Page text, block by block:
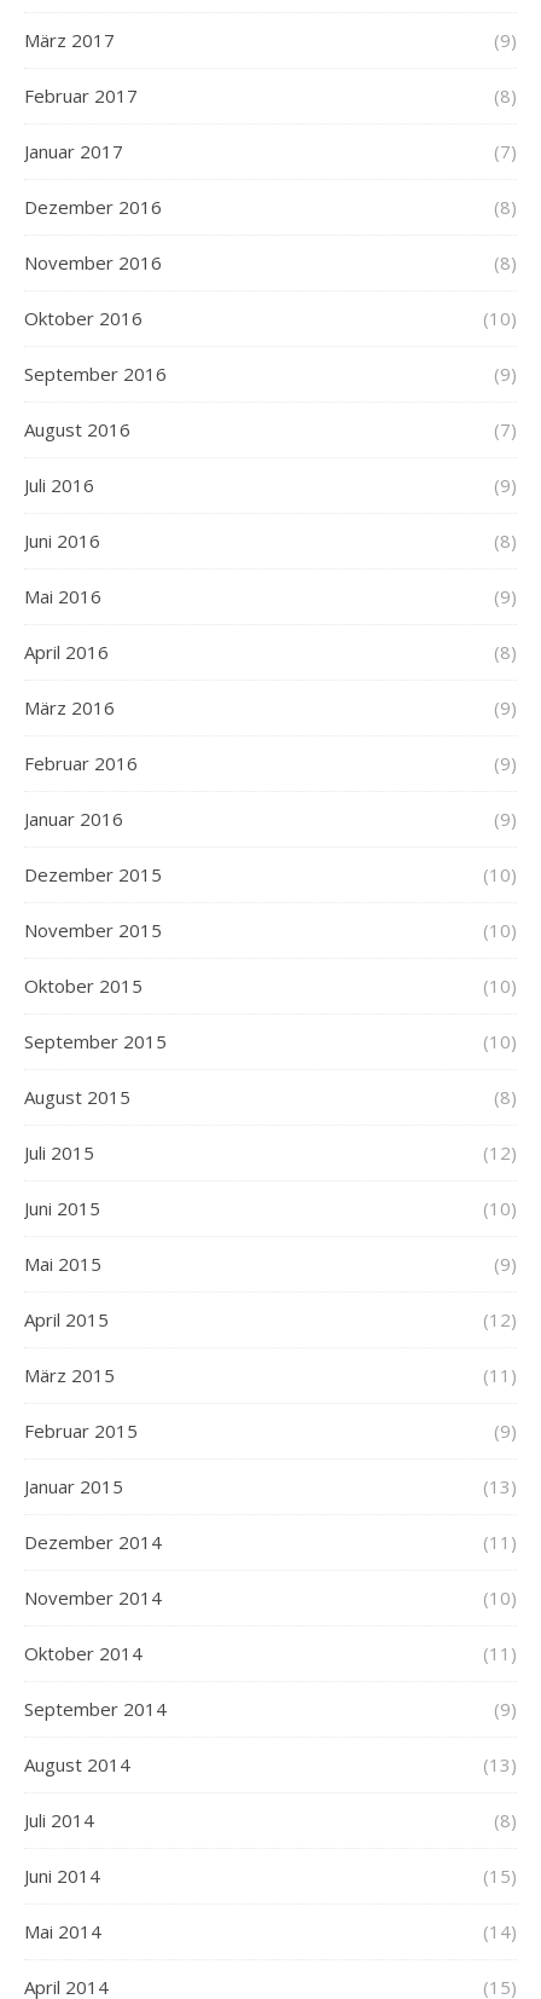
März 2017 (9)
Februar 2017 (8)
Januar 2017 (7)
Dezember 2016 (8)
November 2016 (8)
Oktober 2016 (10)
September 2016 (9)
August 2016 (7)
Juli 2016 (9)
Juni 2016 (8)
Mai 2016 (9)
April 2016 (8)
März 2016 (9)
Februar 2016 (9)
Januar 2016 (9)
Dezember 2015 (10)
November 2015 (10)
Oktober 2015 (10)
September 2015 (10)
August 2015 (8)
Juli 2015 (12)
Juni 2015 (10)
Mai 2015 (9)
April 2015 (12)
März 2015 (11)
Februar 2015 (9)
Januar 2015 (13)
Dezember 2014 (11)
November 2014 (10)
Oktober 2014 (11)
September 2014 (9)
August 2014 (13)
Juli 2014 (8)
Juni 2014 (15)
Mai 2014 (14)
April 2014 (15)